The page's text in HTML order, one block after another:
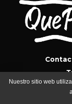
Nuestro sitio web